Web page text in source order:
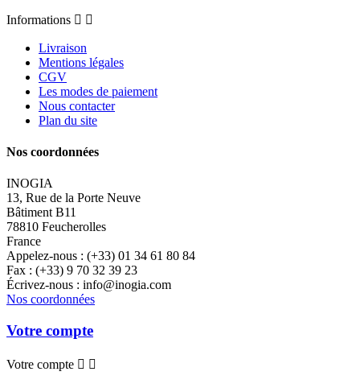
Informations  
Livraison
Mentions légales
CGV
Les modes de paiement
Nous contacter
Plan du site
Nos coordonnées
INOGIA
13, Rue de la Porte Neuve
Bâtiment B11
78810 Feucherolles
France
Appelez-nous : (+33) 01 34 61 80 84
Fax : (+33) 9 70 32 39 23
Écrivez-nous : info@inogia.com
Nos coordonnées
Votre compte
Votre compte  